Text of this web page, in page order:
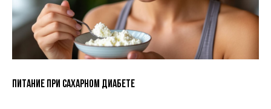
Какие продукты любит наше сердце
Питание при сахарном диабете